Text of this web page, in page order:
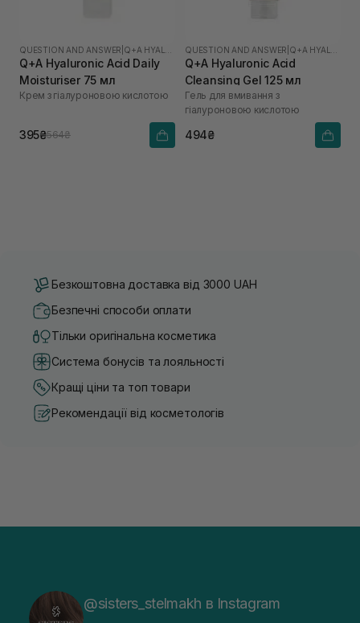
QUESTION AND ANSWER
Q+A Hyaluronic Acid Daily
Moisturiser 75 мл
Крем з гіалуроновою кислотою
395₴564₴
QUESTION AND ANSWER
Q+A Hyaluronic Acid
Cleansing Gel 125 мл
Гель для вмивання з
гіалуроновою кислотою
494₴
Безкоштовна доставка від 3000 UAH
Безпечні способи оплати
Тільки оригінальна косметика
Система бонусів та лояльності
Кращі ціни та топ товари
Рекомендації від косметологів
@sisters_stelmakh в Instagram